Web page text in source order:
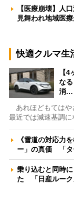
【医療崩壊】人
見舞われ地域医
快適クルマ生
【
な
消…
あれほどもてはや
最近では減速基調
《雪道の対応力
ー」の真価 「
乗り込むと同時
た 「日産ルーク